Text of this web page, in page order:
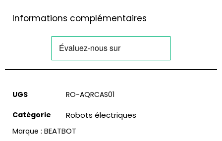
Informations complémentaires
UGS RO-AQRCAS01
Catégorie Robots électriques
Marque : BEATBOT